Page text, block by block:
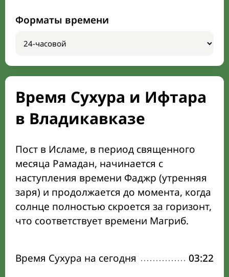
Форматы времени
Время Сухура и Ифтара
в Владикавказе
Пост в Исламе, в период священного
месяца Рамадан, начинается с
наступления времени Фаджр (утренняя
заря) и продолжается до момента, когда
солнце полностью скроется за горизонт,
что соответствует времени Магриб.
Время Сухура на сегодня
03:22